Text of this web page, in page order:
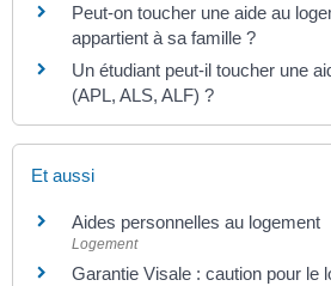
Peut-on toucher une aide au
appartient à sa famille ?
Un étudiant peut-il toucher une
(APL, ALS, ALF) ?
Et aussi
Aides personnelles au logement
Logement
Garantie Visale : caution pour le